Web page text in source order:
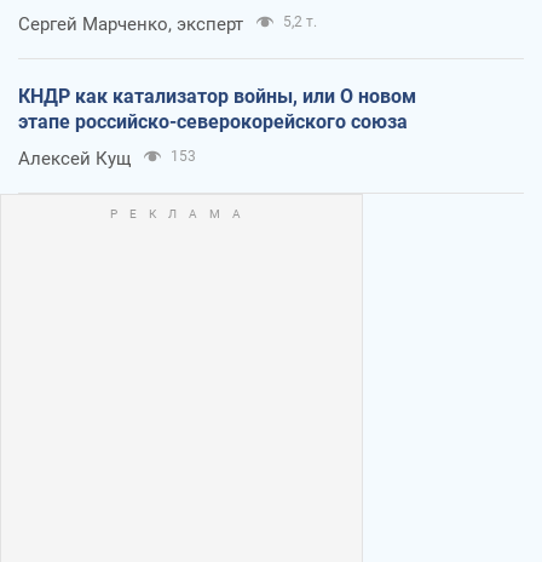
Сергей Марченко, эксперт 5,2 т.
КНДР как катализатор войны, или О новом
этапе российско-северокорейского союза
Алексей Кущ 153